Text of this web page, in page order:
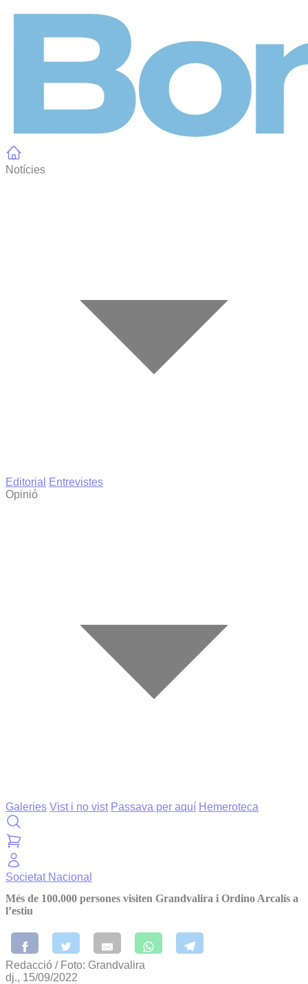
Notícies
Editorial
Entrevistes
Opinió
Galeries Vist i no vist Passava per aquí Hemeroteca
Societat Nacional
Més de 100.000 persones visiten Grandvalira i Ordino Arcalís a
l’estiu
Redacció / Foto: Grandvalira
dj., 15/09/2022